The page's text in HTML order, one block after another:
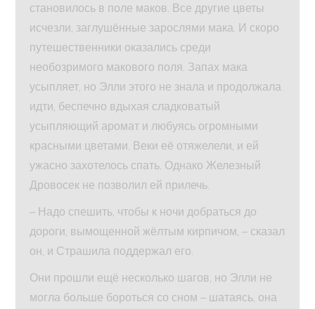
становилось в поле маков. Все другие цветы
исчезли, заглушённые зарослями мака. И скоро
путешественники оказались среди
необозримого макового поля. Запах мака
усыпляет, но Элли этого не знала и продолжала
идти, беспечно вдыхая сладковатый
усыпляющий аромат и любуясь огромными
красными цветами. Веки её отяжелели, и ей
ужасно захотелось спать. Однако Железный
Дровосек не позволил ей прилечь.
– Надо спешить, чтобы к ночи добраться до
дороги, вымощенной жёлтым кирпичом, – сказал
он, и Страшила поддержал его.
Они прошли ещё несколько шагов, но Элли не
могла больше бороться со сном – шатаясь, она